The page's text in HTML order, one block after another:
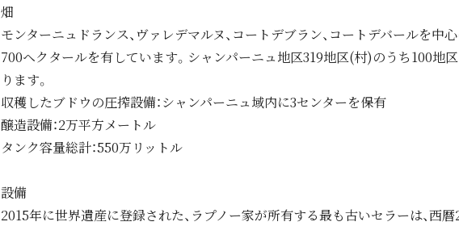
畑
モンターニュドランス、ヴァレデマルヌ、コートデブラン、コートデバールを中
700ヘクタールを有しています。シャンパーニュ地区319地区(村)のうち100地
ります。
収穫したブドウの圧搾設備：シャンパーニュ域内に3センターを保有
醸造設備：2万平方メートル
タンク容量総計：550万リットル
設備
2015年に世界遺産に登録された、ラプノー家が所有する最も古いセラーは、西